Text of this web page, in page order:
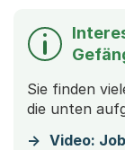
Sie finden
die unten
Video: